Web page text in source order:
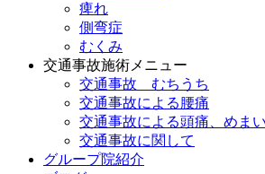
痺れ
側弯症
むくみ
交通事故施術メニュー
交通事故 むちうち
交通事故による腰痛
交通事故による頭痛、めまい
交通事故に関して
グループ院紹介